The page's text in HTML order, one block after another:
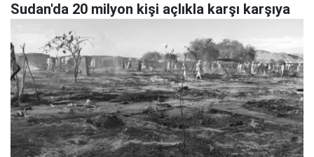
Sudan'da 20 milyon kişi açlıkla karşı karşıya